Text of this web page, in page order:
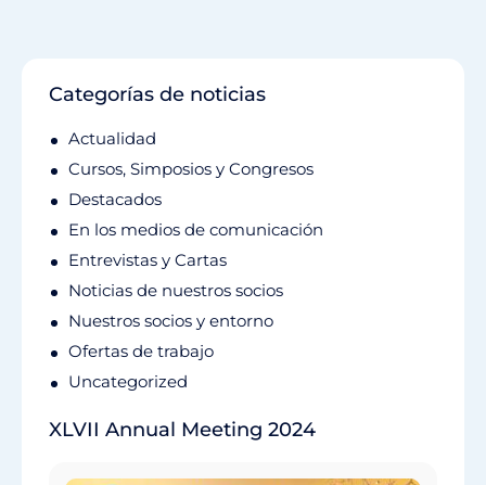
Categorías de noticias
Actualidad
Cursos, Simposios y Congresos
Destacados
En los medios de comunicación
Entrevistas y Cartas
Noticias de nuestros socios
Nuestros socios y entorno
Ofertas de trabajo
Uncategorized
XLVII Annual Meeting 2024